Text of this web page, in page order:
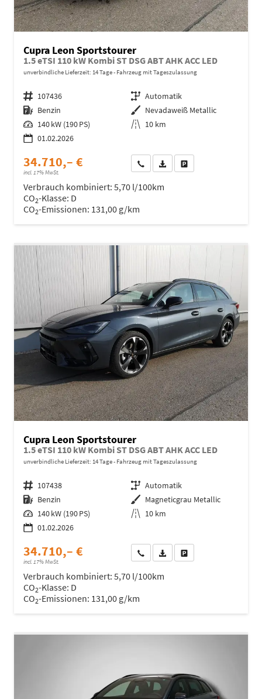
Cupra Leon Sportstourer
1.5 eTSI 110 kW Kombi ST DSG ABT AHK ACC LED
unverbindliche Lieferzeit: 14 Tage Fahrzeug mit Tageszulassung
Fahrzeugnr. 107436 Getriebe Automatik
Kraftstoff Benzin Außenfarbe Nevadaweiß Metallic
Leistung 140 kW (190 PS) Kilometerstand 10 km
01.02.2026
34.710,– €
incl. 17% MwSt.
Wir rufen Sie anFahrzeugexposé (PDF)
Verbrauch kombiniert: 5,70 l/100km
CO2-Klasse: D
CO2-Emissionen: 131,00 g/km
Cupra Leon Sportstourer
1.5 eTSI 110 kW Kombi ST DSG ABT AHK ACC LED
unverbindliche Lieferzeit: 14 Tage Fahrzeug mit Tageszulassung
Fahrzeugnr. 107438 Getriebe Automatik
Kraftstoff Benzin Außenfarbe Magneticgrau Metallic
Leistung 140 kW (190 PS) Kilometerstand 10 km
01.02.2026
34.710,– €
incl. 17% MwSt.
Wir rufen Sie anFahrzeugexposé (PDF)
Verbrauch kombiniert: 5,70 l/100km
CO2-Klasse: D
CO2-Emissionen: 131,00 g/km